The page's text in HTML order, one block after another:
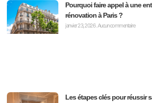
Pourquoi faire appel à une
rénovation à Paris ?
janvier 23, 2026 Aucun commentaire
Les étapes clés pour réussir